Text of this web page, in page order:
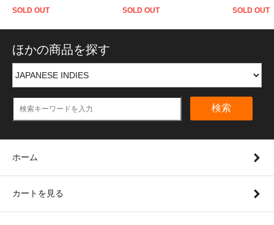
SOLD OUT
SOLD OUT
SOLD OUT
ほかの商品を探す
検索
ホーム
カートを見る